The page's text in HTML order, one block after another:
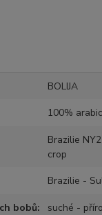
BOLIJA
100%
Brazilie
crop
Brazilie -
bobů suché -